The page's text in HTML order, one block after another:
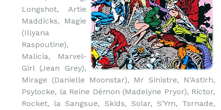
Longshot, Artie
Maddicks, Magie
(Illyana
Raspoutine),
Malicia, Marvel-
Girl (Jean Grey),
Mirage (Danielle Moonstar), Mr Sinistre, N’Astirh,
Psylocke, la Reine Démon (Madelyne Pryor), Rictor,
Rocket, la Sangsue, Skids, Solar, S’Ym, Tornade,